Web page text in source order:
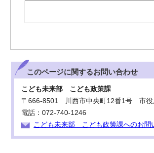
このページに関するお問い合わせ
こども未来部 こども政策課
〒666-8501 川西市中央町12番1号 市役
電話：072-740-1246
こども未来部 こども政策課へのお問